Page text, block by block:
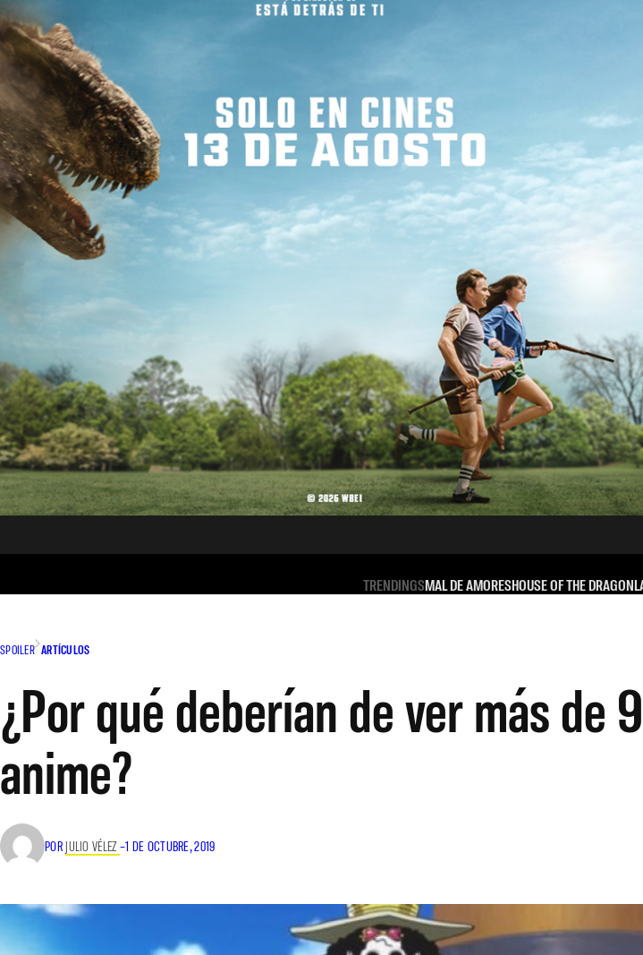
TRENDINGSMAL DE AMORESHOUSE OF THE DRAGON
SPOILER ARTÍCULOS
¿Por qué deberían de ver más de
anime?
POR JULIO VÉLEZ –1 DE OCTUBRE, 2019